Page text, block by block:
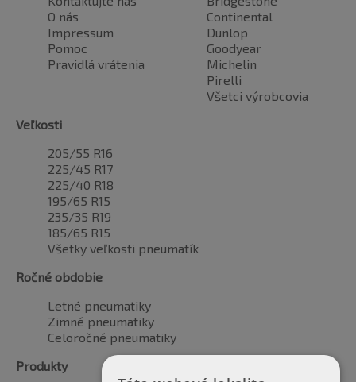
O nás
Impressum
Pomoc
Pravidlá vrátenia
Continental
Dunlop
Goodyear
Michelin
Pirelli
Všetci výrobcovia
Veľkosti
205/55 R16
225/45 R17
225/40 R18
195/65 R15
235/35 R19
185/65 R15
Všetky veľkosti pneumatík
Ročné obdobie
Letné pneumatiky
Zimné pneumatiky
Celoročné pneumatiky
Produkty